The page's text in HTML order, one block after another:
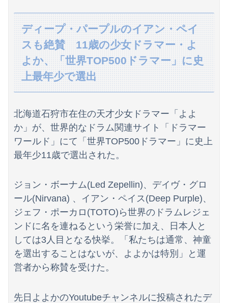
高校３年生の女です。家が嫌いすぎて家を出て現在養護施設で暮らしています
【画像】日焼け口リの締まったお尻っていいよね！ｗｗｗｗｗ
白戸ゆめのアナ セクシーニットのノースリーブ巨乳！！【GIF動画あり】
中国「日本は原爆被害者の立場で同情を買おうとするのを止めろ」
ディープ・パープルのイアン・ペイ
スも絶賛 11歳の少女ドラマー・よ
よか、「世界TOP500ドラマー」に史
上最年少で選出
北海道石狩市在住の天才少女ドラマー「よよ
か」が、世界的なドラム関連サイト「ドラマー
ワールド」にて「世界TOP500ドラマー」に史上
最年少11歳で選出された。
ジョン・ボーナム(Led Zepellin)、デイヴ・グロ
ール(Nirvana) 、イアン・ペイス(Deep Purple)、
ジェフ・ポーカロ(TOTO)ら世界のドラムレジェ
ンドに名を連ねるという栄誉に加え、日本人と
しては3人目となる快挙。「私たちは通常、神童
を選出することはないが、よよかは特別」と運
営者から称賛を受けた。
先日よよかのYoutubeチャンネルに投稿されたデ